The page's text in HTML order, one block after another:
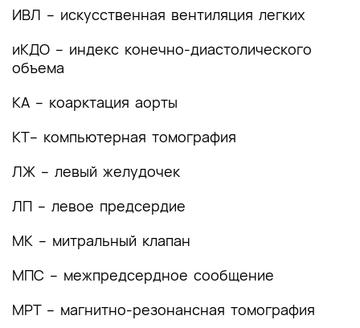
3. Лечение, включая медикаментозную и
обезболивание, медицинские показания и
противопоказания к применению методов
курортное лечение, медицинские показания и
медицинской реабилитации, в том числе
лечебных факторов
5. Профилактика и диспансерное наблюдение,
применению методов профилактики
6. Организация оказания медицинской помощи
ИВЛ – искусственная вентиляция легких
иКДО – индекс конечно-диастолического
объема
КА – коарктация аорты
КТ– компьютерная томография
ЛЖ – левый желудочек
ЛП – левое предсердие
МК – митральный клапан
МПС – межпредсердное сообщение
МРТ – магнитно-резонансная томография